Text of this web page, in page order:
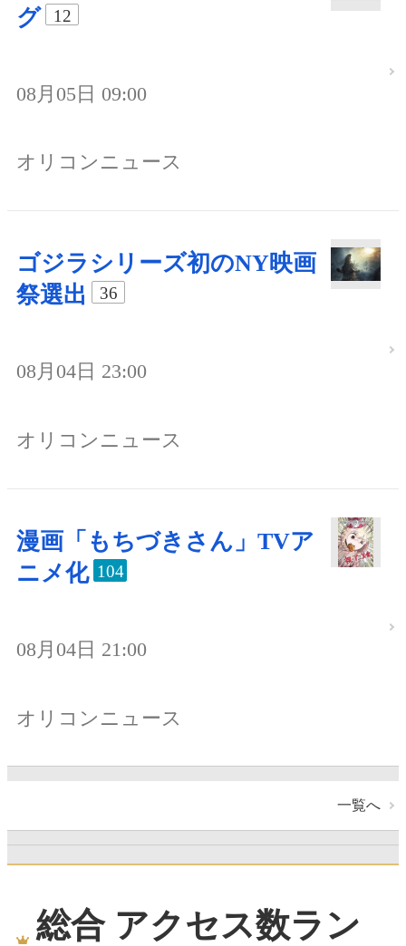
グ
12
08月05日 09:00
オリコンニュース
ゴジラシリーズ初のNY映画
祭選出
36
08月04日 23:00
オリコンニュース
漫画「もちづきさん」TVア
ニメ化 104
08月04日 21:00
オリコンニュース
一覧へ
総合 アクセス数ラン